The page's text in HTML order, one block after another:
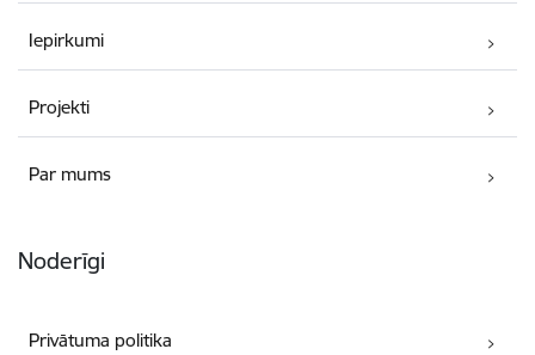
Iepirkumi
Projekti
Par mums
Noderīgi
Privātuma politika